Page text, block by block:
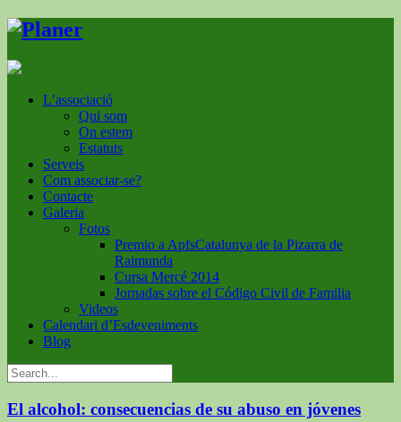
L’associació
Qui som
On estem
Estatuts
Serveis
Com associar-se?
Contacte
Galeria
Fotos
Premio a ApfsCatalunya de la Pizarra de
Raimunda
Cursa Mercé 2014
Jornadas sobre el Código Civil de Familia
Videos
Calendari d’Esdeveniments
Blog
El alcohol: consecuencias de su abuso en jóvenes